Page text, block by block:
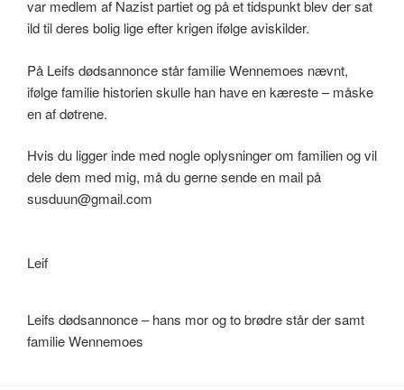
var medlem af Nazist partiet og på et tidspunkt blev der sat
ild til deres bolig lige efter krigen ifølge aviskilder.
På Leifs dødsannonce står familie Wennemoes nævnt,
ifølge familie historien skulle han have en kæreste – måske
en af døtrene.
Hvis du ligger inde med nogle oplysninger om familien og vil
dele dem med mig, må du gerne sende en mail på
susduun@gmail.com
Leif
Leifs dødsannonce – hans mor og to brødre står der samt
familie Wennemoes